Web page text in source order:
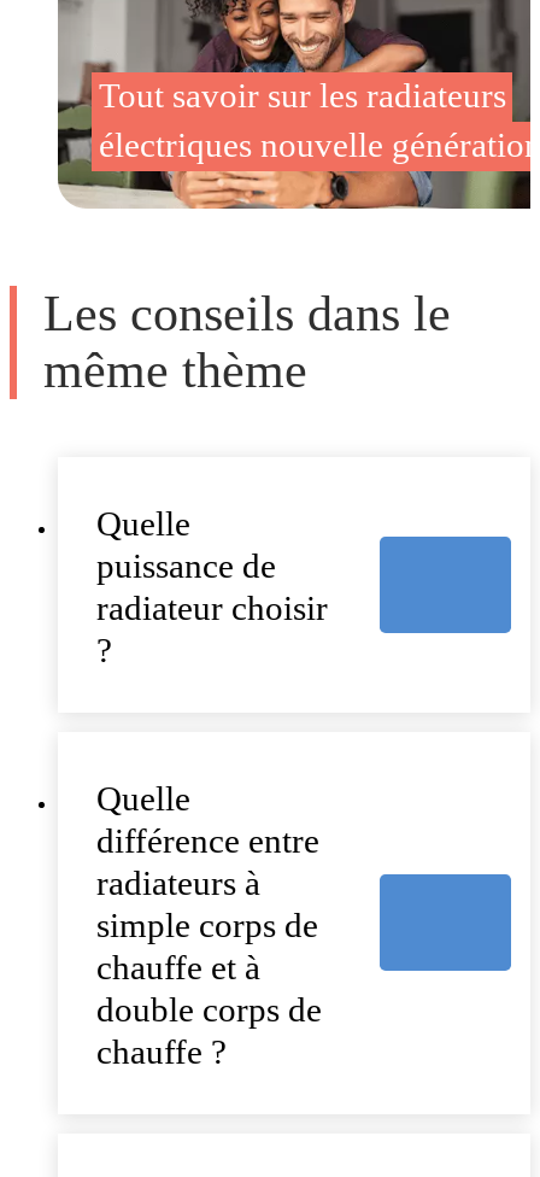
Tout savoir sur les radiateurs
électriques nouvelle
Les conseils dans le
même thème
Quelle
puissance de
radiateur choisir
?
Quelle
différence entre
radiateurs à
simple corps de
chauffe et à
double corps de
chauffe ?